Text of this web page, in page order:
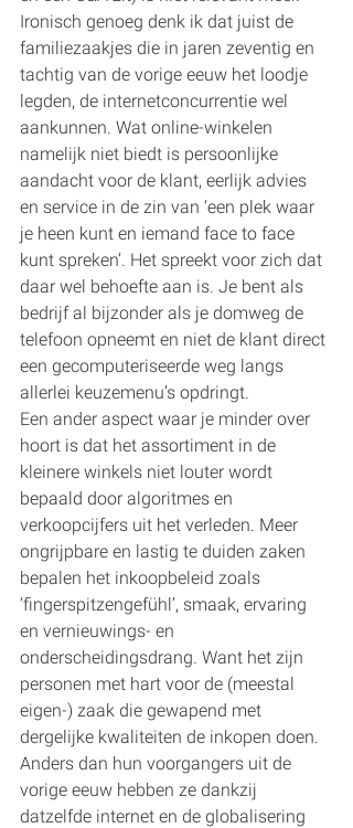
Ironisch genoeg denk ik dat juist de
familiezaakjes die in jaren zeventig en
tachtig van de vorige eeuw het loodje
legden, de internetconcurrentie wel
aankunnen. Wat online-winkelen
namelijk niet biedt is persoonlijke
aandacht voor de klant, eerlijk advies
en service in de zin van ‘een plek waar
je heen kunt en iemand face to face
kunt spreken’. Het spreekt voor zich dat
daar wel behoefte aan is. Je bent als
bedrijf al bijzonder als je domweg de
telefoon opneemt en niet de klant direct
een gecomputeriseerde weg langs
allerlei keuzemenu’s opdringt.
Een ander aspect waar je minder over
hoort is dat het assortiment in de
kleinere winkels niet louter wordt
bepaald door algoritmes en
verkoopcijfers uit het verleden. Meer
ongrijpbare en lastig te duiden zaken
bepalen het inkoopbeleid zoals
‘fingerspitzengefühl’, smaak, ervaring
en vernieuwings- en
onderscheidingsdrang. Want het zijn
personen met hart voor de (meestal
eigen-) zaak die gewapend met
dergelijke kwaliteiten de inkopen doen.
Anders dan hun voorgangers uit de
vorige eeuw hebben ze dankzij
datzelfde internet en de globalisering